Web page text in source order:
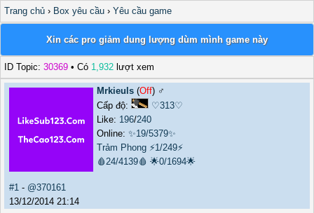
Trang chủ › Box yêu cầu › Yêu cầu game
Xin các pro giảm dung lượng dùm mình game này
ID Topic: 30369 • Có 1,932 lượt xem
Mrkieuls (Off) ♂️
Cấp độ:
♡313♡
Like: 196/240
Online: ✨19/5379✨
Trảm Phong ⚡1/249⚡
🩸24/4139🩸 🌟0/1694🌟
#1 - @370161
13/12/2014 21:14